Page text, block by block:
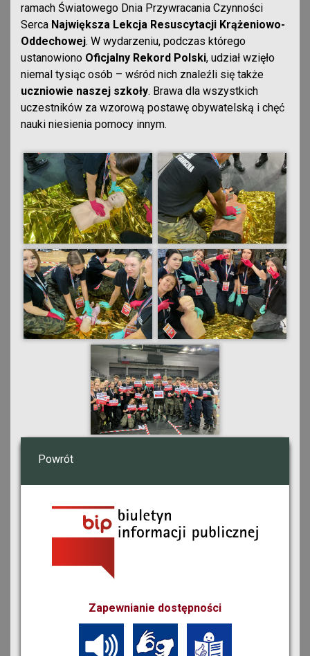
ramach Światowego Dnia Przywracania Czynności
Serca Największa Lekcja Resuscytacji Krążeniowo-
Oddechowej. W wydarzeniu, podczas którego
ustanowiono Oficjalny Rekord Polski, udział wzięło
niemal tysiąc osób – wśród nich znaleźli się także
uczniowie naszej szkoły. Brawa dla wszystkich
uczestników za wzorową postawę obywatelską i chęć
nauki niesienia pomocy innym.
Powrót
Zapewnianie dostępności